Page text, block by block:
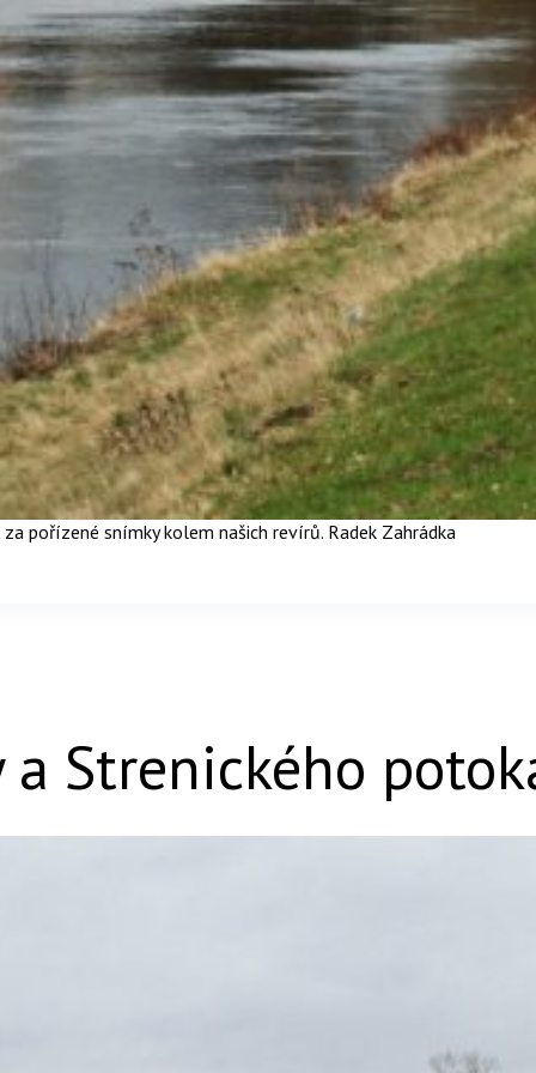
za pořízené snímky kolem našich revírů. Radek Zahrádka
a Strenického